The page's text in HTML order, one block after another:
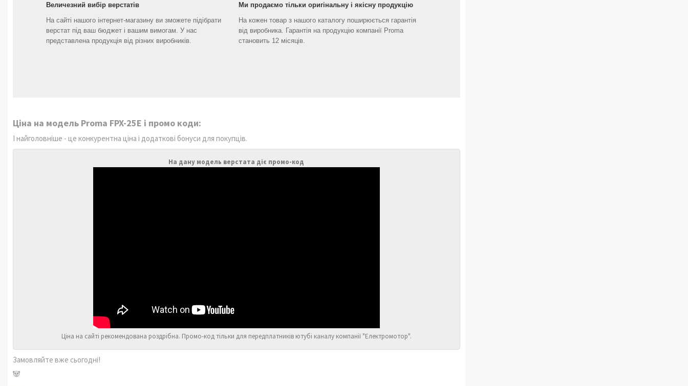
Величезний вибір верстатів
На сайті нашого інтернет-магазину ви зможете підібрати
верстат під ваш бюджет і вашим вимогам. У нас
представлена продукція від різних виробників.
Ми продаємо тільки оригінальну і якісну продукцію
На кожен товар з нашого каталогу поширюється гарантія
від виробника. Гарантія на продукцію компанії Proma
становить 12 місяців.
Ціна на модель Proma FPX-25Е і промо коди:
І найголовніше - це конкурентна ціна і додаткові бонуси для покупців.
На дану модель верстата діє промо-код
Ціна на сайті рекомендована роздрібна. Промо-код тільки для передплатників ютубі каналу компанії "Електромотор".
Замовляйте вже сьогодні!
🐼